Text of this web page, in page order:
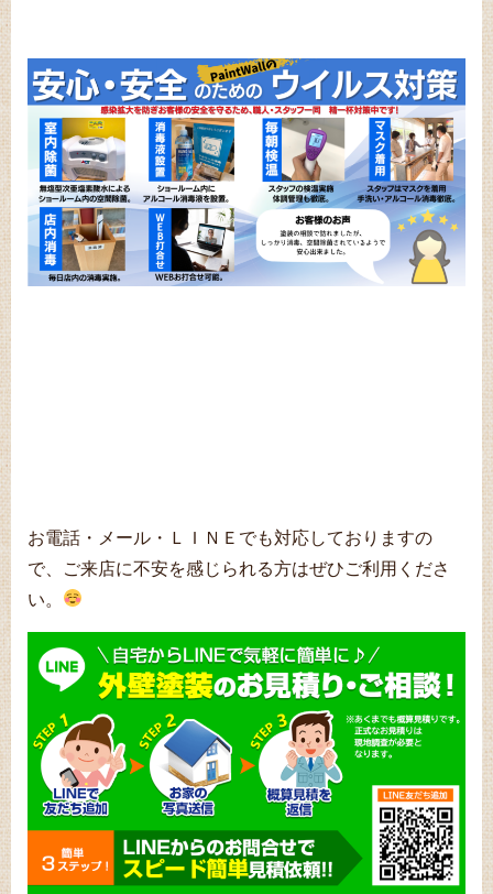
お電話・メール・ＬＩＮＥでも対応しておりますの
で、ご来店に不安を感じられる方はぜひご利用くださ
い。